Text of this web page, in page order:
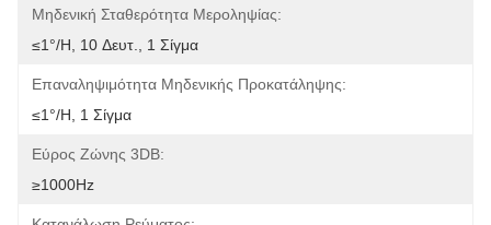
Μηδενική Σταθερότητα Μεροληψίας:
≤1°/h, 10 Δευτ., 1 Σίγμα
Επαναληψιμότητα Μηδενικής Προκατάληψης:
≤1°/h, 1 Σίγμα
Εύρος Ζώνης 3DB:
≥1000Hz